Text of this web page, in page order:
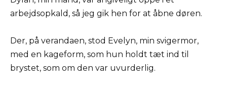
arbejdsopkald, så jeg gik hen for at åbne døren.
Der, på verandaen, stod Evelyn, min svigermor,
med en kageform, som hun holdt tæt ind til
brystet, som om den var uvurderlig.